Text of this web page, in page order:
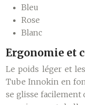
Bleu
Rose
Blanc
Ergonomie et
Le poids léger et
Tube Innokin en
se glisse facilement